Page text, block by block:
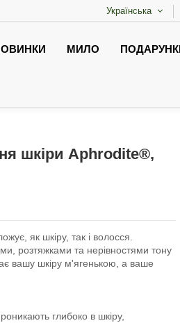
Українська
МИЛО
шкіри Aphrodite®,
як шкіру, так і волосся.
розтяжками та нерівностями тону
вашу шкіру м'ягенькою, а ваше
глибоко в шкіру,